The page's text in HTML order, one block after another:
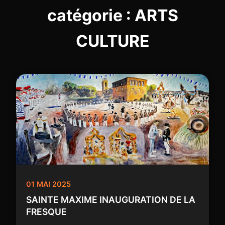
catégorie : ARTS
CULTURE
01 MAI 2025
SAINTE MAXIME INAUGURATION DE LA
FRESQUE